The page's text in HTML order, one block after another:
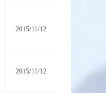
2015/11/12
2015/11/12